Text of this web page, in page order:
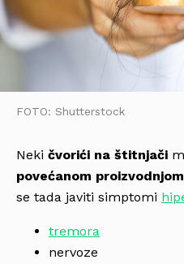
FOTO: Shutterstock
Neki čvorići na štitnjači
povećanom
se tada javiti simptomi
tremora
nervoze